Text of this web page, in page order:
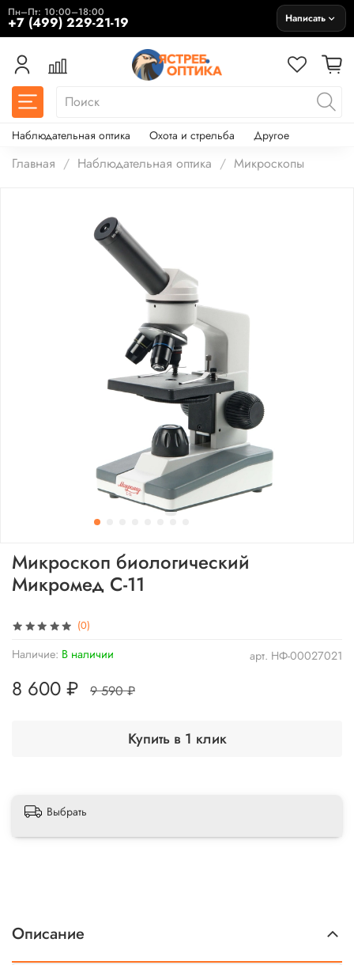
Пн–Пт: 10:00–18:00
+7 (499) 229-21-19 Написать
Наблюдательная оптика Охота и стрельба Другое
Главная Наблюдательная оптика Микроскопы
(0)
арт. НФ-00027021
Наличие: В наличии
Микроскоп биологический
Микромед С-11
8 600 ₽ 9 590 ₽
Купить в 1 клик
Выбрать
Описание